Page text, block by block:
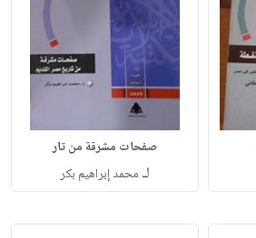
صفحات مشرقة من تار
لـ محمد إبراهيم بكر